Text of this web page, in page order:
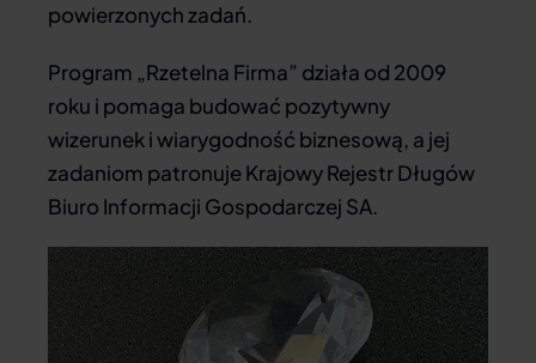
powierzonych zadań.
Program „Rzetelna Firma” działa od 2009
roku i pomaga budować pozytywny
wizerunek i wiarygodność biznesową, a jej
zadaniom patronuje Krajowy Rejestr Długów
Biuro Informacji Gospodarczej SA.